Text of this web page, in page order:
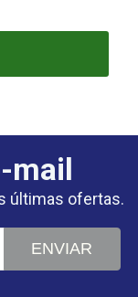
mail
últimas ofertas.
ENVIAR